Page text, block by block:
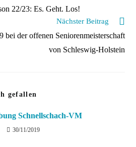
22/23: Es. Geht. Los!
Nächster Beitrag
bei der offenen Seniorenmeisterschaft
von Schleswig-Holstein
gefallen
Schnellschach-VM
30/11/2019